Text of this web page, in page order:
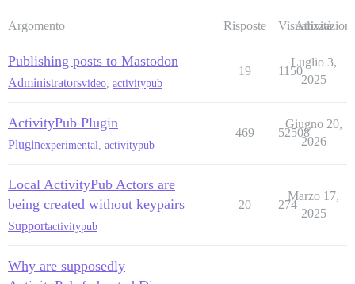
Argomento Risposte Visualizzazioni
Attività
Publishing posts to Mastodon
Administratorsvideo activitypub
19 1150
Luglio 3,
2025
ActivityPub Plugin
Pluginexperimental activitypub
469 52508
Giugno 20,
2026
Local ActivityPub Actors are
being created without keypairs
Supportactivitypub
20 274
Marzo 17,
2025
Why are supposedly